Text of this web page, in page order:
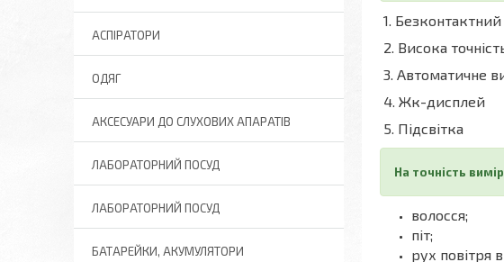
1. Безконтактний
2. Висока
3. Автоматичне
4. Жк-дисплей
5.
На точність
волосся;
піт;
рух повітря
АСПІРАТОРИ
ОДЯГ
АКСЕСУАРИ ДО СЛУХОВИХ АПАРАТІВ
ЛАБОРАТОРНИЙ ПОСУД
ЛАБОРАТОРНИЙ ПОСУД
БАТАРЕЙКИ, АКУМУЛЯТОРИ